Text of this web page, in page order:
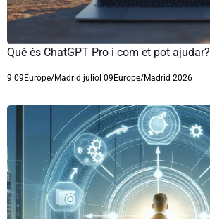
Què és ChatGPT Pro i com et pot ajudar?
9 09Europe/Madrid juliol 09Europe/Madrid 2026